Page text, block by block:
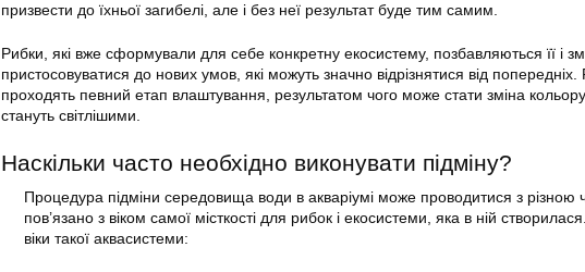
призвести до їхньої загибелі, але і без неї результат буде тим самим.
Рибки, які вже сформували для себе конкретну екосистему, позбавляються її і
пристосовуватися до нових умов, які можуть значно відрізнятися від
проходять певний етап влаштування, результатом чого може стати зміна кольору
стануть світлішими.
Наскільки часто необхідно виконувати підміну?
Процедура підміни середовища води в акваріумі може проводитися з різною
пов’язано з віком самої місткості для рибок і екосистеми, яка в ній
віки такої аквасистеми: